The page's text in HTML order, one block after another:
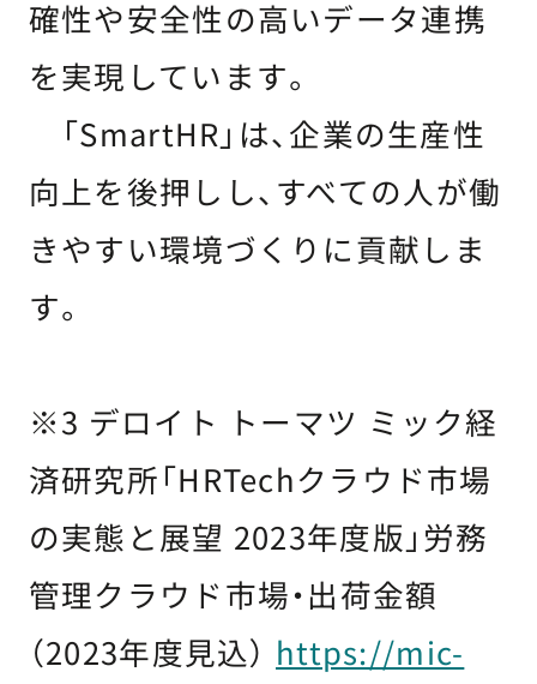
確性や安全性の高いデータ連携
を実現しています。
「SmartHR」は、企業の生産性
向上を後押しし、すべての人が働
きやすい環境づくりに貢献しま
す。
※3 デロイト トーマツ ミック経
済研究所「HRTechクラウド市場
の実態と展望 2023年度版」労務
管理クラウド市場・出荷金額
（2023年度見込） https://mic-